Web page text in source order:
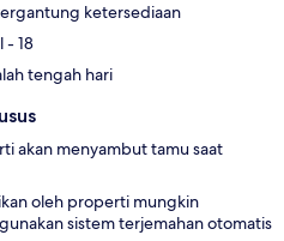
ketersediaan
- 18
tengah hari
akan menyambut tamu saat
oleh properti mungkin
sistem terjemahan otomatis